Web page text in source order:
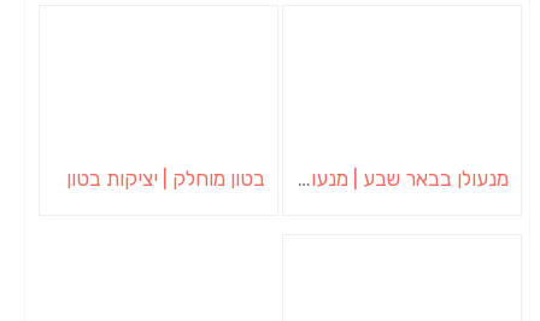
מנעולן בבאר שבע | מנעולן באופקים | ויטלי המנעולן בטון מוחלק | יציקות בטון